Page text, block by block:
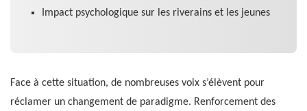
Impact psychologique sur les riverains et les jeunes
Face à cette situation, de nombreuses voix s’élèvent pour
réclamer un changement de paradigme. Renforcement des